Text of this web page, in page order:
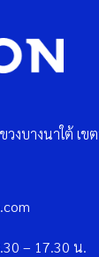
งบางนาใต้ เข
– 17.30 น.